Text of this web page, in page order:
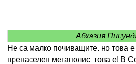
Абхазия
Не са малко почиващите, но това
пренаселен мегаполис, това е! В